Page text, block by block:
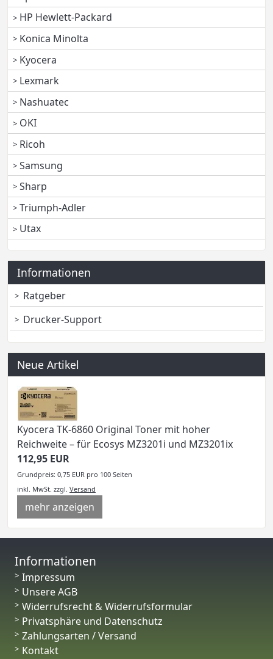
HP Hewlett-Packard
Konica Minolta
Kyocera
Lexmark
Nashuatec
OKI
Ricoh
Samsung
Sharp
Triumph-Adler
Utax
Informationen
Ratgeber
Drucker-Support
Neue Artikel
Kyocera TK-6860 Original Toner mit hoher
Reichweite – für Ecosys MZ3201i und MZ3201ix
112,95 EUR
Grundpreis: 0,75 EUR pro 100 Seiten
inkl. MwSt. zzgl. Versand
mehr anzeigen
Informationen
Impressum
Unsere AGB
Widerrufsrecht & Widerrufsformular
Privatsphäre und Datenschutz
Zahlungsarten / Versand
Kontakt